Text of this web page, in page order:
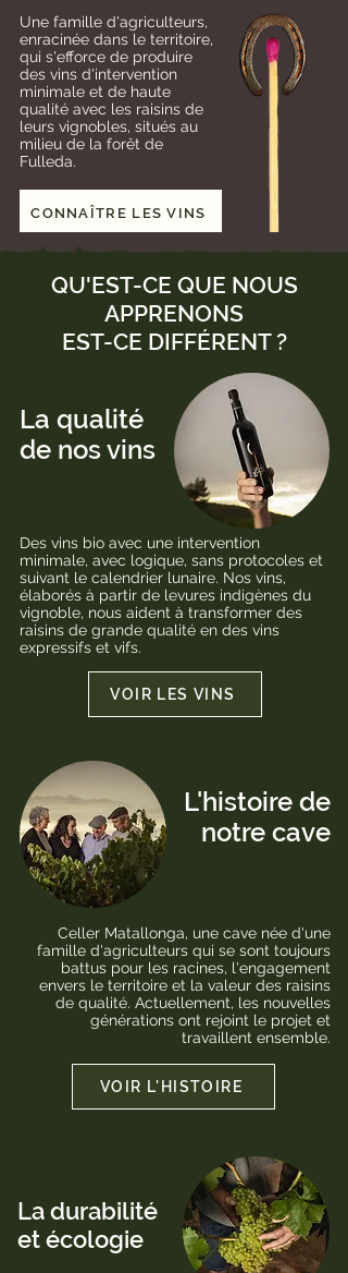
Une famille d'agriculteurs,
enracinée dans le territoire,
qui s'efforce de produire
des vins d'intervention
minimale et de haute
qualité avec les raisins de
leurs vignobles, situés au
milieu de la forêt de
Fulleda.
CONNAÎTRE LES VINS
QU'EST-CE QUE NOUS
APPRENONS
EST-CE DIFFÉRENT ?
La qualité
de nos vins
Des vins bio avec une intervention
minimale, avec logique, sans protocoles et
suivant le calendrier lunaire. Nos vins,
élaborés à partir de levures indigènes du
vignoble, nous aident à transformer des
raisins de grande qualité en des vins
expressifs et vifs.
VOIR LES VINS
L'histoire de
notre cave
Celler Matallonga, une cave née d'une
famille d'agriculteurs qui se sont toujours
battus pour les racines, l'engagement
envers le territoire et la valeur des raisins
de qualité. Actuellement, les nouvelles
générations ont rejoint le projet et
travaillent ensemble.
VOIR L'HISTOIRE
La durabilité
et écologie